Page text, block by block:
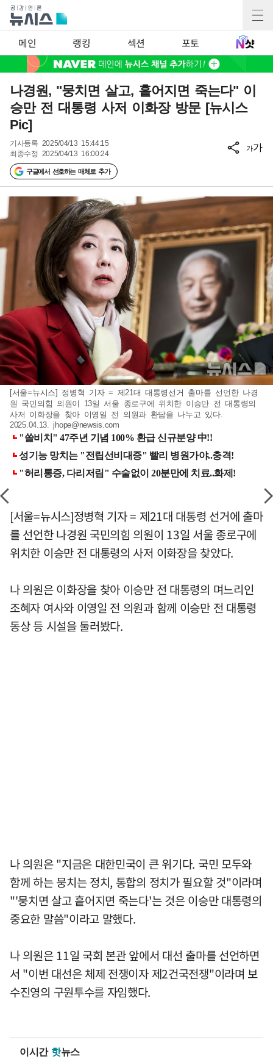
메인 랭킹 섹션 포토
나경원, "뭉치면 살고, 흩어지면 죽는다" 이
승만 전 대통령 사저 이화장 방문 [뉴시스
Pic]
기사등록 2025/04/13 15:44:15
최종수정 2025/04/13 16:00:24
구글에서 선호하는 매체로 추가
가가
[서울=뉴시스] 정병혁 기자 = 제21대 대통령선거 출마를 선언한 나경
원 국민의힘 의원이 13일 서울 종로구에 위치한 이승만 전 대통령의
사저 이화장을 찾아 이영일 전 의원과 환담을 나누고 있다.
2025.04.13. jhope@newsis.com
[서울=뉴시스]정병혁 기자 = 제21대 대통령 선거에 출마
를 선언한 나경원 국민의힘 의원이 13일 서울 종로구에
위치한 이승만 전 대통령의 사저 이화장을 찾았다.
나 의원은 이화장을 찾아 이승만 전 대통령의 며느리인
조혜자 여사와 이영일 전 의원과 함께 이승만 전 대통령
동상 등 시설을 둘러봤다.
나 의원은 "지금은 대한민국이 큰 위기다. 국민 모두와
함께 하는 뭉치는 정치, 통합의 정치가 필요할 것"이라며
"'뭉치면 살고 흩어지면 죽는다'는 것은 이승만 대통령의
중요한 말씀"이라고 말했다.
나 의원은 11일 국회 본관 앞에서 대선 출마를 선언하면
서 "이번 대선은 체제 전쟁이자 제2건국전쟁"이라며 보
수진영의 구원투수를 자임했다.
이시간 핫뉴스